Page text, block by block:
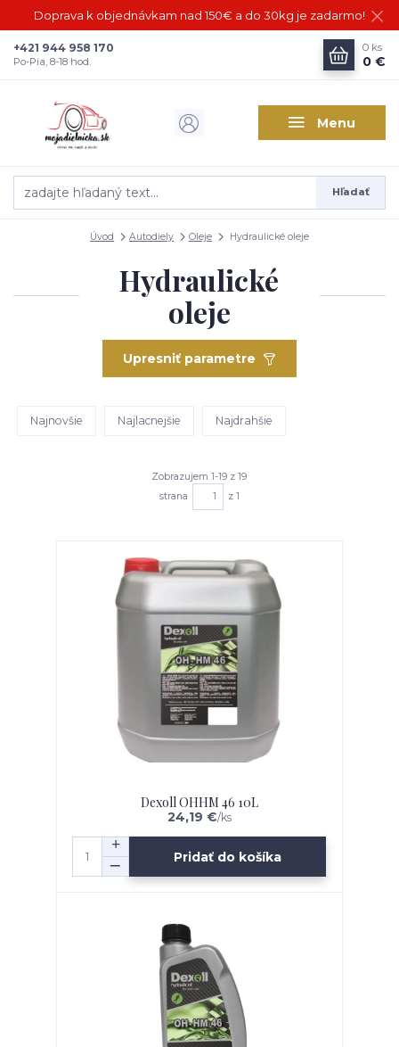
Doprava k objednávkam nad 150€ a do 30kg je zadarmo!
Menu
Hľadať
+421 944 958 170
Po-Pia, 8-18 hod.
0 ks
0 €
Úvod Autodiely Oleje Hydraulické oleje
Hydraulické
oleje
Upresniť parametre
Najnovšie Najlacnejšie Najdrahšie
Zobrazujem 1-19 z 19
strana
z 1
Dexoll OHHM 46 10L
24,19 €/ks
Pridať do košíka